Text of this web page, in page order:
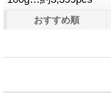
おすすめ順